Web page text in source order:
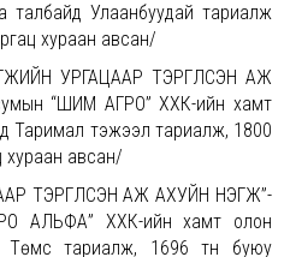
Улаанбуудай тариалж
хураан авсан/
УРГАЦААР ТЭРГҮҮЛСЭН АЖ
“ШИМ АГРО” ХХК-ийн хамт
Таримал тэжээл тариалж, 1800
хураан авсан/
ТЭРГҮҮЛСЭН АЖ АХУЙН НЭГЖ”-
АЛЬФА” ХХК-ийн хамт олон
тариалж, 1696 тн буюу